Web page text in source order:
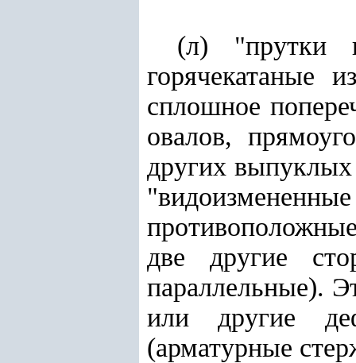
(л) "прутки
горячекатаные
сплошное
овалов,
других
две другие
параллельные).
или другие
(арматурные